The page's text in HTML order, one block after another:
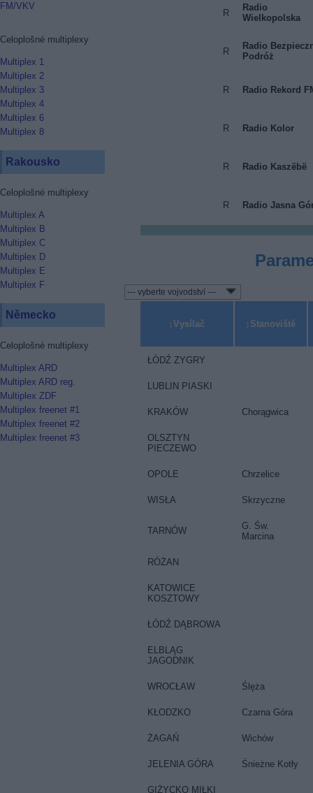
FM/VKV
Celoplošné multiplexy
Multiplex 1
Multiplex 2
Multiplex 3
Multiplex 4
Multiplex 6
Multiplex 8
Rakousko
Celoplošné multiplexy
Multiplex A
Multiplex B
Multiplex C
Multiplex D
Multiplex E
Multiplex F
Německo
Celoplošné multiplexy
Multiplex ARD
Multiplex ARD reg.
Multiplex ZDF
Multiplex freenet #1
Multiplex freenet #2
Multiplex freenet #3
R
Radio
Wielkopolska
R
Radio
Podróż
R Radio Rekord
R Radio Kolor
R Radio Kaszëbë
R Radio Jasna
Vysílač Stanoviště
ŁÓDŹ ZYGRY
LUBLIN PIASKI
KRAKÓW Chorągwica
OLSZTYN
PIECZEWO
OPOLE Chrzelice
WISŁA Skrzyczne
TARNÓW
G. Św.
Marcina
RÓŻAN
KATOWICE
KOSZTOWY
ŁÓDŹ DĄBROWA
ELBLĄG
JAGODNIK
WROCŁAW Ślęża
KŁODZKO Czarna Góra
ŻAGAŃ Wichów
JELENIA GÓRA Śnieżne Kotły
GIŻYCKO MIŁKI